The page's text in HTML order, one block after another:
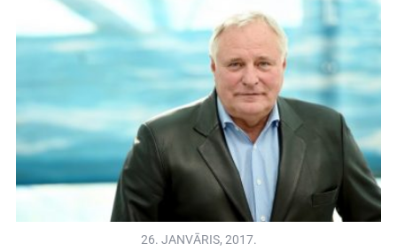
26. JANVĀRIS, 2017.